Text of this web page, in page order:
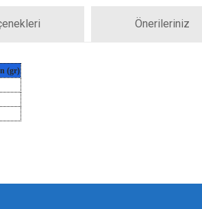
Önerileriniz
(gr)
Bu ürüne ilk yorumu siz yapın!